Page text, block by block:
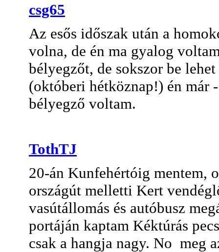
csg65
Az esős időszak után a
volna, de én ma gyalog
bélyegzőt, de sokszor be
(októberi hétköznap!) én már
bélyegző voltam.
TothTJ
20-án Kunfehértóig mentem,
országút melletti Kert
vasútállomás és autóbusz
portáján kaptam Kéktúrás
csak a hangja nagy. No meg